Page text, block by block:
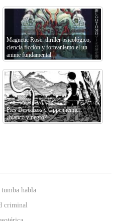
Magnetic Rose: thriller psicológico,
ciencia ficción y forteanismo el un
anime fundamental
Pies Descalzos y Oppenheimer:
¿blanco y negro?
habla
criminal